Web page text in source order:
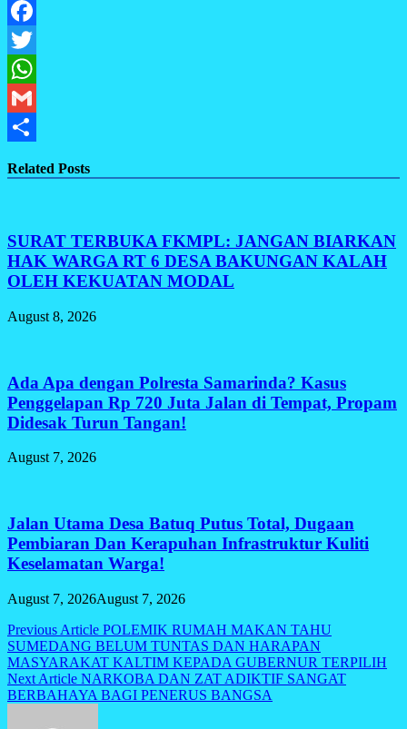
Facebook
Twitter
WhatsApp
Gmail
Related Posts
SURAT TERBUKA FKMPL: JANGAN BIARKAN
HAK WARGA RT 6 DESA BAKUNGAN KALAH
OLEH KEKUATAN MODAL
August 8, 2026
Ada Apa dengan Polresta Samarinda? Kasus
Penggelapan Rp 720 Juta Jalan di Tempat, Propam
Didesak Turun Tangan!
August 7, 2026
Jalan Utama Desa Batuq Putus Total, Dugaan
Pembiaran Dan Kerapuhan Infrastruktur Kuliti
Keselamatan Warga!
August 7, 2026August 7, 2026
Post
navigation
Previous Article POLEMIK RUMAH MAKAN TAHU
SUMEDANG BELUM TUNTAS DAN HARAPAN
MASYARAKAT KALTIM KEPADA GUBERNUR TERPILIH
Next Article NARKOBA DAN ZAT ADIKTIF SANGAT
BERBAHAYA BAGI PENERUS BANGSA